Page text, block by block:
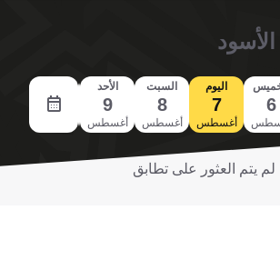
6
اليوم
7
أغسطس
السبت
8
أغسطس
الأحد
9
أغسطس
10
لم يتم العثور على تطابق